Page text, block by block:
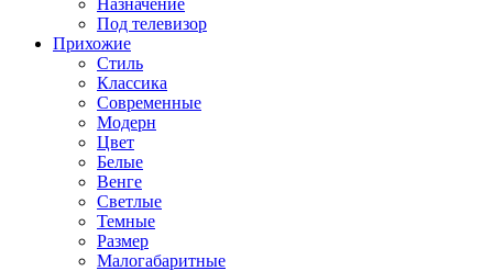
Назначение
Под телевизор
Прихожие
Стиль
Классика
Современные
Модерн
Цвет
Белые
Венге
Светлые
Темные
Размер
Малогабаритные